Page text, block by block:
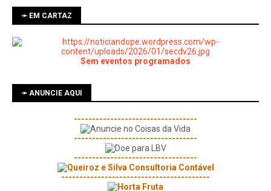
➛ EM CARTAZ
Sem eventos programados
➛ ANUNCIE AQUI
----------------------------------
----------------------------------
----------------------------------
-----------------------------------------